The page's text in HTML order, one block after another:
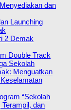
dan
Launching
2 Demak
Double Track
Sekolah
Menguatkan
“Sekolah
dan